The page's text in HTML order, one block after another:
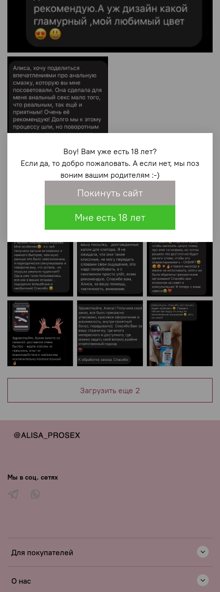
Загрузить еще 2
Для покупателей
О нас
Мы в соц. сетях
Воу! Вам уже есть 18 лет?
Если да, то добро пожаловать. А если нет, мы поз
воним вашим родителям :-)
Покинуть сайт
Мне есть 18 лет